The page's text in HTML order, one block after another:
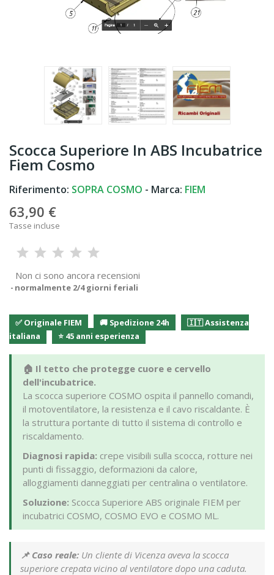
Scocca Superiore In ABS Incubatrice
Fiem Cosmo
Riferimento: SOPRA COSMO - Marca: FIEM
63,90 €
Tasse incluse
Non ci sono ancora recensioni
normalmente 2/4 giorni feriali
✅ Originale FIEM 🚚 Spedizione 24h
🇮🇹 Assistenza
italiana
⭐ 45 anni esperienza
🏠 Il tetto che protegge cuore e cervello
dell'incubatrice.
La scocca superiore COSMO ospita il pannello comandi,
il motoventilatore, la resistenza e il cavo riscaldante. È
la struttura portante di tutto il sistema di controllo e
riscaldamento.
Diagnosi rapida: crepe visibili sulla scocca, rotture nei
punti di fissaggio, deformazioni da calore,
alloggiamenti danneggiati per centralina o ventilatore.
Soluzione: Scocca Superiore ABS originale FIEM per
incubatrici COSMO, COSMO EVO e COSMO ML.
📌 Caso reale: Un cliente di Vicenza aveva la scocca
superiore crepata vicino al ventilatore dopo una caduta.